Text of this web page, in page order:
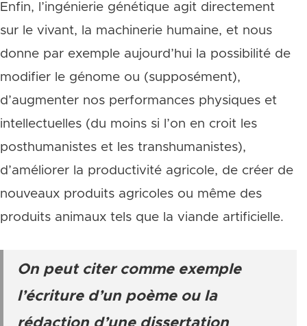
Enfin, l’ingénierie génétique agit directement
sur le vivant, la machinerie humaine, et nous
donne par exemple aujourd’hui la possibilité de
modifier le génome ou (supposément),
d’augmenter nos performances physiques et
intellectuelles (du moins si l’on en croit les
posthumanistes et les transhumanistes),
d’améliorer la productivité agricole, de créer de
nouveaux produits agricoles ou même des
produits animaux tels que la viande artificielle.
On peut citer comme exemple
l’écriture d’un poème ou la